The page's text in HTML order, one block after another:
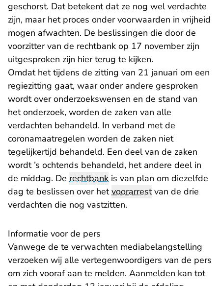
geschorst. Dat betekent dat ze nog wel verdachte
zijn, maar het proces onder voorwaarden in vrijheid
mogen afwachten. De beslissingen die door de
voorzitter van de rechtbank op 17 november zijn
uitgesproken zijn hierterug te kijken.
Omdat het tijdens de zitting van 21 januari om een
regiezitting gaat, waar onder andere gesproken
wordt over onderzoekswensen en de stand van
het onderzoek, worden de zaken van alle
verdachten behandeld. In verband met de
coronamaatregelen worden de zaken niet
tegelijkertijd behandeld. Een deel van de zaken
wordt ’s ochtends behandeld, het andere deel in
de middag. De rechtbank is van plan om diezelfde
dag te beslissen over hetvoorarrestvan de drie
verdachten die nog vastzitten.
Informatie voor de pers
Vanwege de te verwachten mediabelangstelling
verzoeken wij alle vertegenwoordigers van de pers
om zich vooraf aan te melden. Aanmelden kan tot